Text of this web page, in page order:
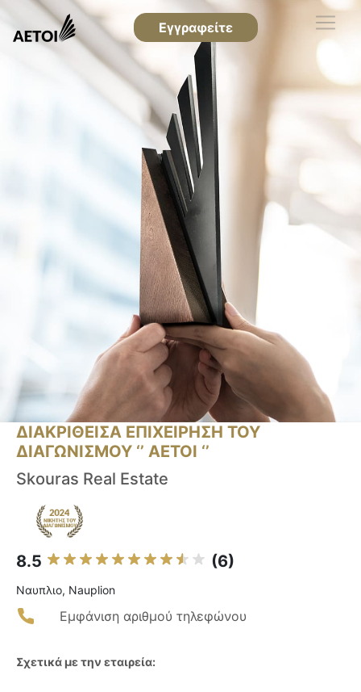
Εγγραφείτε
ΔΙΑΚΡΙΘΕΙΣΑ ΕΠΙΧΕΙΡΗΣΗ ΤΟΥ
ΔΙΑΓΩΝΙΣΜΟΥ ‘’ ΑΕΤΟΙ ‘’
Skouras Real Estate
8.5 (6)
Ναυπλιο, Nauplion
Εμφάνιση αριθμού τηλεφώνου
Σχετικά με την εταιρεία: